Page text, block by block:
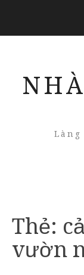
Làng
Thẻ:
vườn